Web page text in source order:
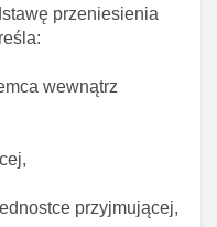
przeniesienia
wewnątrz
przyjmującej,
czasowy I pracę dla
w zarządzie
czasowy w celu
wymagającym
czasowy w celu